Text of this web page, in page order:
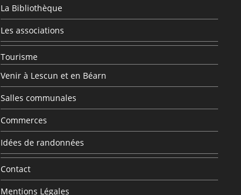
La Bibliothèque
Les associations
Tourisme
Venir à Lescun et en Béarn
Salles communales
Commerces
Idées de randonnées
Contact
Mentions Légales